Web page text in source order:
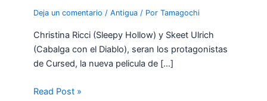
Deja un comentario /Antigua / PorTamagochi
Christina Ricci (Sleepy Hollow) y Skeet Ulrich
(Cabalga con el Diablo), seran los protagonistas
de Cursed, la nueva pelicula de […]
Read Post »